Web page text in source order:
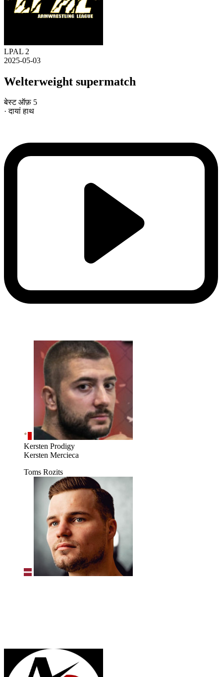
LPAL 2
2025-05-03
Welterweight supermatch
बेस्ट ऑफ़ 5
· दायां हाथ
Kersten Prodigy
Kersten Mercieca
Toms Rozits